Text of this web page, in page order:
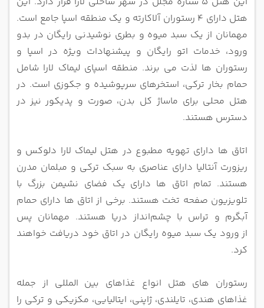
هتل دارای 4 رستوران آلاکارته و یک منطقه اسپا جامع است.
مهمانان از یک سبد میوه و بطری نوشیدنی رایگان در بدو
ورود، خدمات اتو رایگان و پیشنهادات ویژه در اسپا و
رستوران ها لذت می برند. منطقه اسپای لیماک لارا شامل
حمام بخار ترکی، استخرهای سرپوشیده و جکوزی است. در
هتل محلی برای ماساژ کل بدن، صورت و پدیکور نیز در
دسترس هستند.
اتاق ها دارای تهویه مطبوع در هتل لیماک لارا دلوکس و
ریزورت آنتالیا دارای عناصری به سبک ترکی و مبلمان مدرن
هستند. تمام اتاق ها دارای یک فضای نشیمن بزرگ با
تلویزیون صفحه تخت هستند. برخی از اتاق‌ ها دارای حمام
آبگرم و تراس با چشم‌انداز دریا هستند. مهمانان پس
از ورود یک سبد میوه رایگان در اتاق خود دریافت خواهند
کرد.
رستوران های هتل انواع غذاهای بین المللی از جمله
غذاهای هندی، تایلندی، ژاپنی، ایتالیایی، مکزیکی و ترکی را